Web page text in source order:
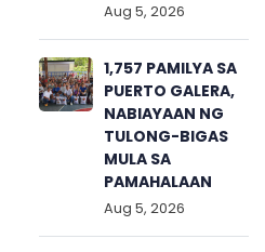
Aug 5, 2026
1,757 PAMILYA SA
PUERTO GALERA,
NABIAYAAN NG
TULONG-BIGAS
MULA SA
PAMAHALAAN
Aug 5, 2026